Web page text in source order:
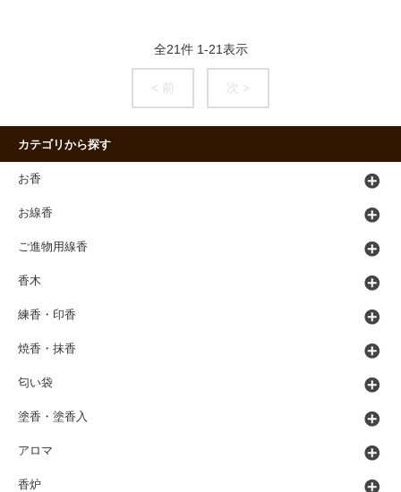
全21件 1-21表示
< 前 次 >
カテゴリから探す
お香
お線香
ご進物用線香
香木
練香・印香
焼香・抹香
匂い袋
塗香・塗香入
アロマ
香炉